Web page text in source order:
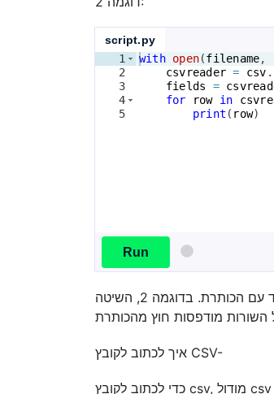
script.py
1
2
3
4
5
with open(filename,
csvreader = csv .
fields
=
for
row in
print ( row)
Run
בדוגמה 1, תראו את כל השורות מודפסות על המסוף יחד עם הכותרת. בדוגמה 2, השיטה .next() קוראת את הכותרת באובייקט fields
איך לכתוב לקובץ CSV-
כדי לכתוב לקובץ csv, מודול csv מספק את הפונקציה csv.writer. כדי לכתוב נתונים, אנו קודם פותחים את קובץ ה-CSV במצב כתיבה